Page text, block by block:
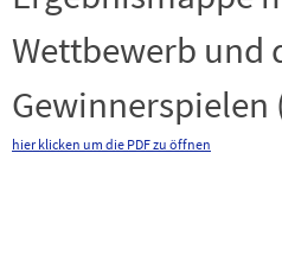
Wettbewerb und
Gewinnerspielen
hier klicken um die PDF zu öffnen